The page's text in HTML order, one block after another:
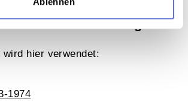
in Onlineausstellungen
wird hier verwendet:
1974